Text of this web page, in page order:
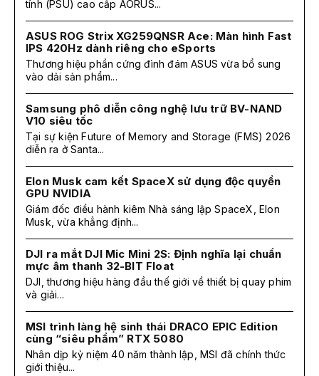
tính (PSU) cao cấp AORUS...
ASUS ROG Strix XG259QNSR Ace: Màn hình Fast
IPS 420Hz dành riêng cho eSports
Thương hiệu phần cứng đình đám ASUS vừa bổ sung
vào dải sản phẩm...
Samsung phô diễn công nghệ lưu trữ BV-NAND
V10 siêu tốc
Tại sự kiện Future of Memory and Storage (FMS) 2026
diễn ra ở Santa...
Elon Musk cam kết SpaceX sử dụng độc quyền
GPU NVIDIA
Giám đốc điều hành kiêm Nhà sáng lập SpaceX, Elon
Musk, vừa khẳng định...
DJI ra mắt DJI Mic Mini 2S: Định nghĩa lại chuẩn
mực âm thanh 32-BIT Float
DJI, thương hiệu hàng đầu thế giới về thiết bị quay phim
và giải...
MSI trình làng hệ sinh thái DRACO EPIC Edition
cùng “siêu phẩm” RTX 5080
Nhân dịp kỷ niệm 40 năm thành lập, MSI đã chính thức
giới thiệu...